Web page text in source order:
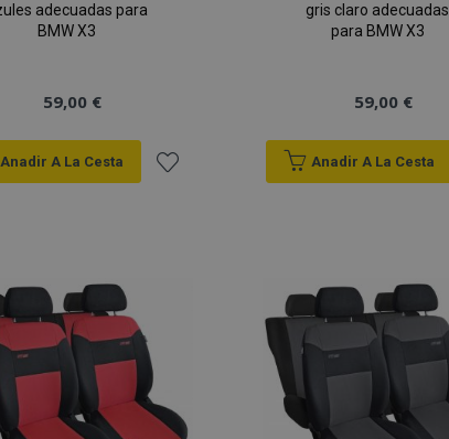
adecuadas para
BMW X3
59,00 €
Anadir A La Cesta
Deseos
gris claro adecuadas
para BMW X3
59,00 €
Anadir A La Cesta